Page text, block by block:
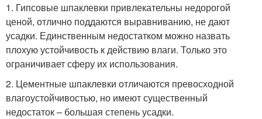
1. Гипсовые шпаклевки привлекательны недорогой
ценой, отлично поддаются выравниванию, не дают
усадки. Единственным недостатком можно назвать
плохую устойчивость к действию влаги. Только это
ограничивает сферу их использования.
2. Цементные шпаклевки отличаются превосходной
влагоустойчивостью, но имеют существенный
недостаток – большая степень усадки.